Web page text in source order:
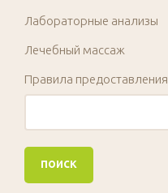
Лабораторные анализы
Лечебный массаж
Правила предоставления